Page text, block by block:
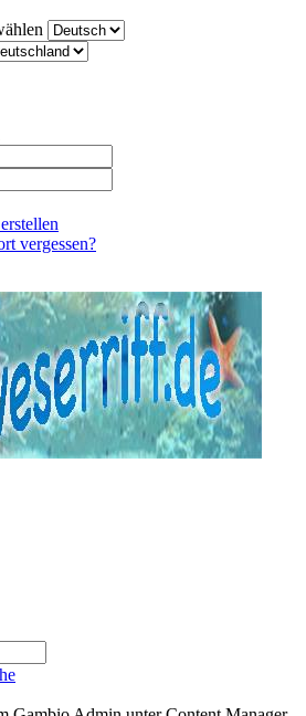
vergessen?